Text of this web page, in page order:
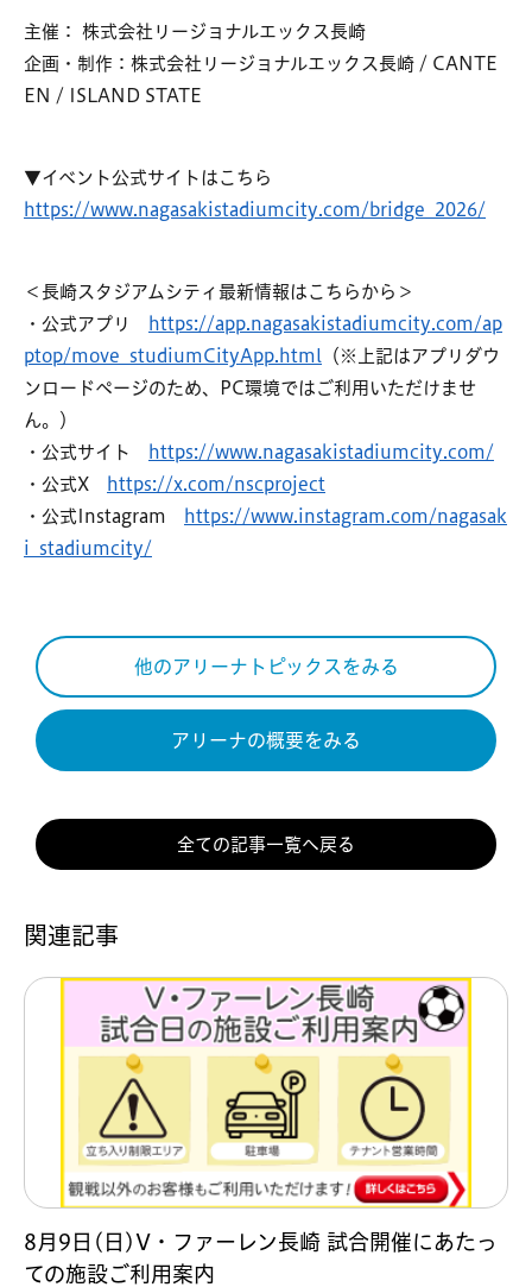
主催： 株式会社リージョナルエックス長崎
企画・制作：株式会社リージョナルエックス長崎 / CANTE
EN / ISLAND STATE
▼イベント公式サイトはこちら
https://www.nagasakistadiumcity.com/bridge_2026/
＜長崎スタジアムシティ最新情報はこちらから＞
・公式アプリ
https://app.nagasakistadiumcity.com/ap
ptop/move_studiumCityApp.html （※上記はアプリダウ
ンロードページのため、PC環境ではご利用いただけませ
ん。）
・公式サイト
https://www.nagasakistadiumcity.com/
・公式X
https://x.com/nscproject
・公式Instagram
https://www.instagram.com/nagasak
i_stadiumcity/
他のアリーナトピックスをみる
アリーナの概要をみる
全ての記事一覧へ戻る
関連記事
8月9日(日)V・ファーレン長崎 試合開催にあたっ
ての施設ご利用案内